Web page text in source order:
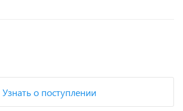
Узнать о поступлении